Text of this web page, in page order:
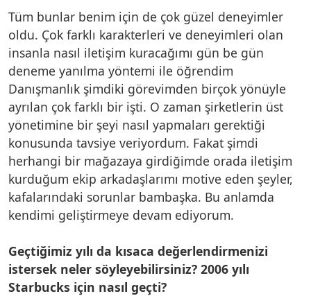
Tüm bunlar benim için de çok güzel deneyimler
oldu. Çok farklı karakterleri ve deneyimleri olan
insanla nasıl iletişim kuracağımı gün be gün
deneme yanılma yöntemi ile öğrendim
Danışmanlık şimdiki görevimden birçok yönüyle
ayrılan çok farklı bir işti. O zaman şirketlerin üst
yönetimine bir şeyi nasıl yapmaları gerektiği
konusunda tavsiye veriyordum. Fakat şimdi
herhangi bir mağazaya girdiğimde orada iletişim
kurduğum ekip arkadaşlarımı motive eden şeyler,
kafalarındaki sorunlar bambaşka. Bu anlamda
kendimi geliştirmeye devam ediyorum.
Geçtiğimiz yılı da kısaca değerlendirmenizi
istersek neler söyleyebilirsiniz? 2006 yılı
Starbucks için nasıl geçti?